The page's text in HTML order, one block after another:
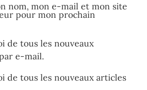
nom, mon e-mail et mon site
pour mon prochain
de tous les nouveaux
e-mail.
de tous les nouveaux articles